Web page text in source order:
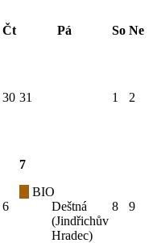
Čt Pá So Ne
30 31 1 2
6
7
BIO
Deštná
(Jindřichův
Hradec)
8 9